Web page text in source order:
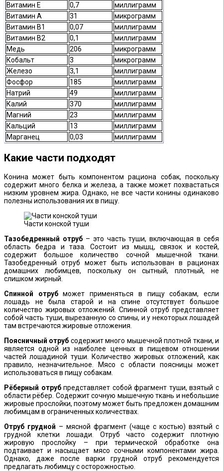
Витамин Е
0,7
миллиграмм
Витамин А
31
микрограмм
Витамин B1
0,07
миллиграмм
Витамин B2
0,1
миллиграмм
Медь
206
микрограмм
Кобальт
3
микрограмм
Железо
3,1
миллиграмм
Фосфор
185
миллиграмм
Натрий
49
миллиграмм
Калий
370
миллиграмм
Магний
23
миллиграмм
Кальций
13
миллиграмм
Марганец
0,03 миллиграмм
Какие части подходят
Конина может быть компонентом рациона собак, поскольку
содержит много белка и железа, а также может похвастаться
низким уровнем жира. Однако, не все части конины одинаково
полезны использования их в пищу.
Части конской туши
Тазобедренный отруб– это часть туши, включающая в себя
область бедра и таза. Состоит из мышц, связок и костей,
содержит большое количество сочной мышечной ткани.
Тазобедренный отруб может быть использован в рационах
домашних любимцев, поскольку он сытный, плотный, не
слишком жирный.
Спинной отрубможет применяться в пищу собакам, если
лошадь не была старой и на спине отсутствует большое
количество жировых отложений. Спинной отруб представляет
собой часть туши, вырезанную со спины, и у некоторых лошадей
там встречаются жировые отложения.
Поясничный отруб содержит много мышечной плотной ткани, и
является одной из наиболее ценных в пищевом отношении
частей лошадиной туши. Количество жировых отложений, как
правило, незначительное. Мясо с области поясницы может
использоваться в пищу собакам.
Рёберный отрубпредставляет собой фрагмент туши, взятый с
области рёбер. Содержит сочную мышечную ткань и небольшие
жировые прослойки, поэтому может быть предложен домашним
любимцам в ограниченных количествах.
Отруб грудной – мясной фрагмент (чаще с костью) взятый с
грудной клетки лошади. Отруб часто содержит плотную
жировую прослойку – при термической обработке она
подтаивает и насыщает мясо сочными компонентами жира.
Однако, даже после варки грудной отруб рекомендуется
предлагать любимцу с осторожностью.